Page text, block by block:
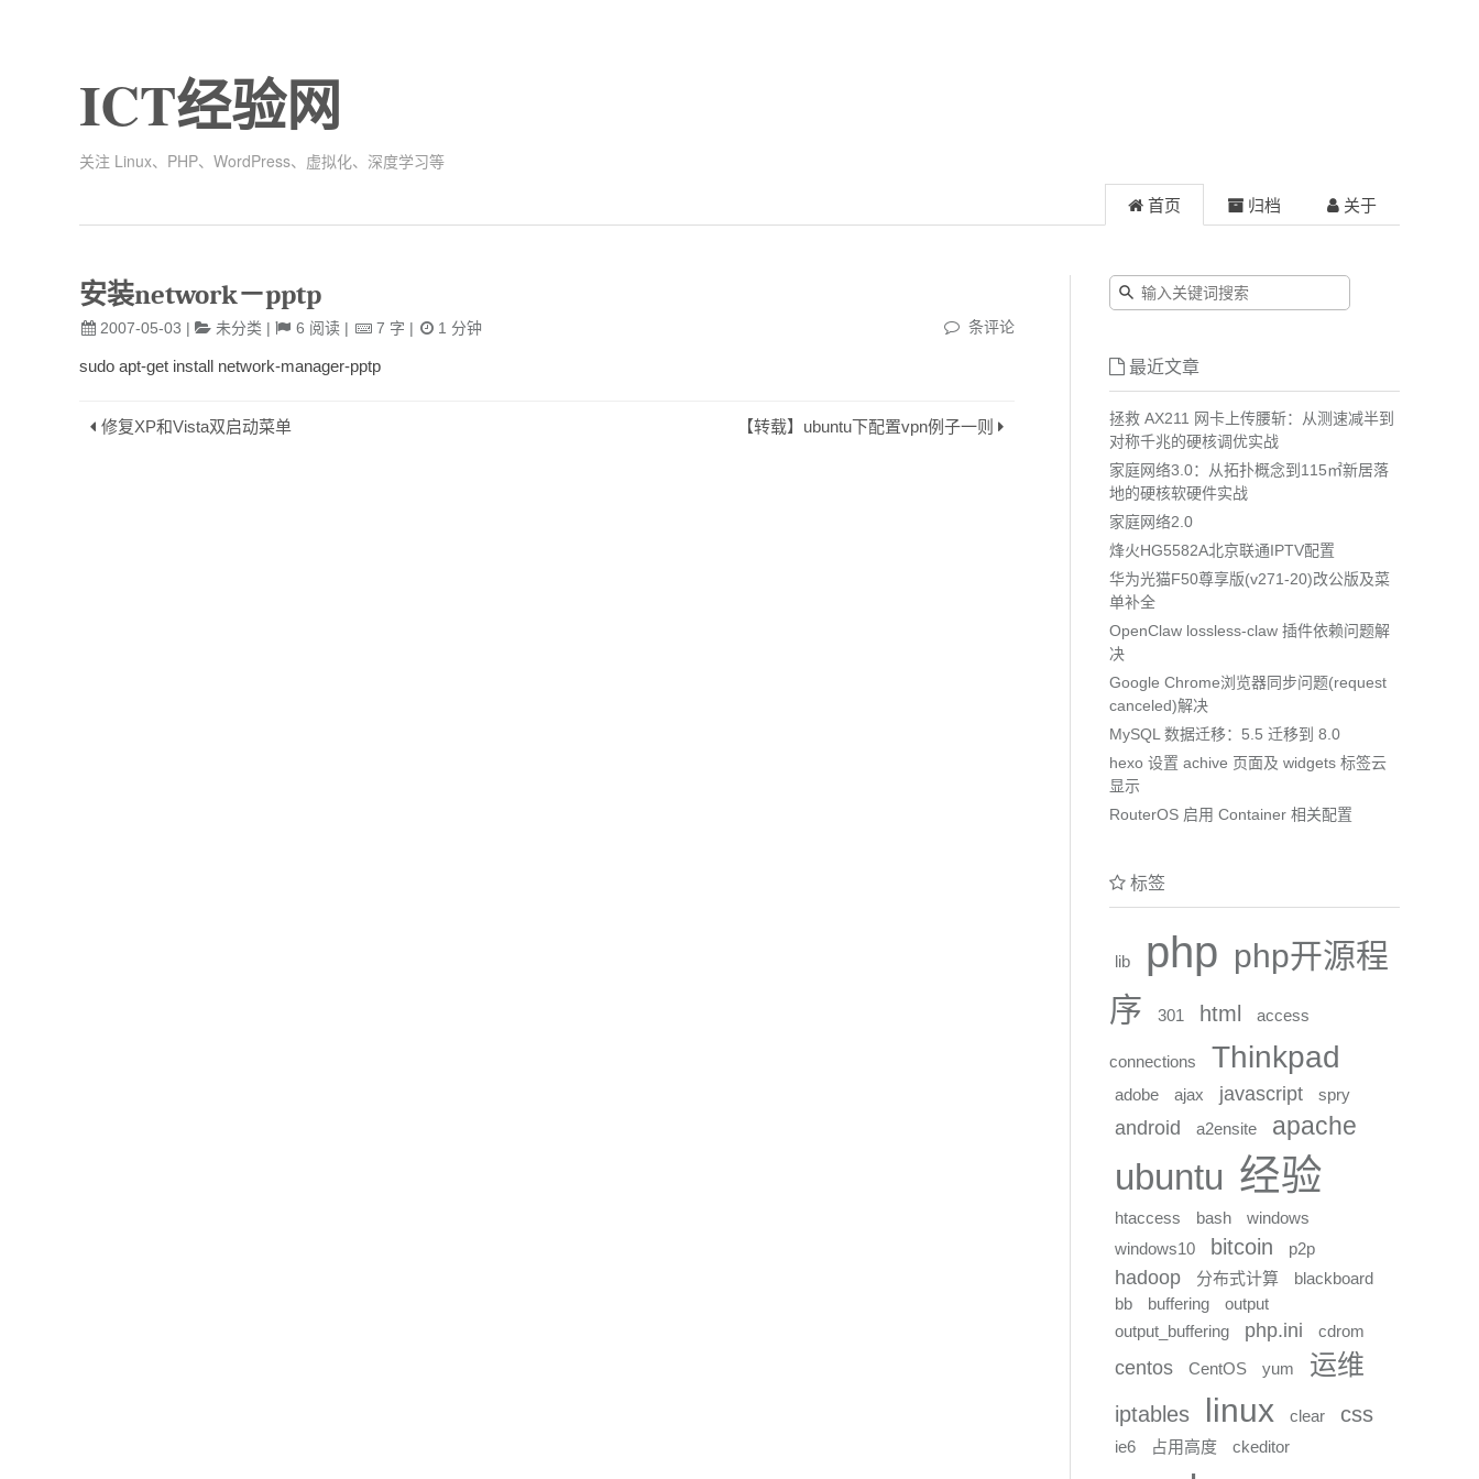
ICT经验网
关注 Linux、PHP、WordPress、虚拟化、深度学习等
首页 归档 关于
安装network－pptp
2007-05-03 | 未分类 | 6 阅读| 7 字 | 1 分钟 条评论
sudo apt-get install network-manager-pptp
修复XP和Vista双启动菜单 【转载】ubuntu下配置vpn例子一则
最近文章
拯救 AX211 网卡上传腰斩：从测速减半到
对称千兆的硬核调优实战
家庭网络3.0：从拓扑概念到115㎡新居落
地的硬核软硬件实战
家庭网络2.0
烽火HG5582A北京联通IPTV配置
华为光猫F50尊享版(v271-20)改公版及菜
单补全
OpenClaw lossless-claw 插件依赖问题解
决
Google Chrome浏览器同步问题(request
canceled)解决
MySQL 数据迁移：5.5 迁移到 8.0
hexo 设置 achive 页面及 widgets 标签云
显示
RouterOS 启用 Container 相关配置
标签
lib php php开源程
序
301 html access
connections Thinkpad
adobe ajax javascript spry
android a2ensite apache
ubuntu 经验
htaccess bash
windows
windows10
bitcoin p2p
hadoop 分布式计算
blackboard
bb
buffering
output
output_buffering
php.ini cdrom
centos CentOS yum 运维
iptables linux clear css
ie6 占用高度 ckeditor